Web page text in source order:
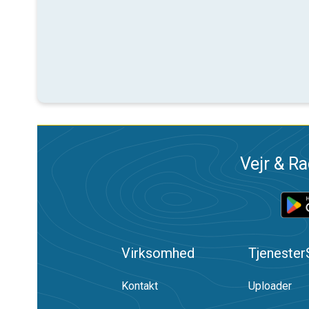
Vejr &
Virksomhed
Kontakt
Tjenester
Uploader